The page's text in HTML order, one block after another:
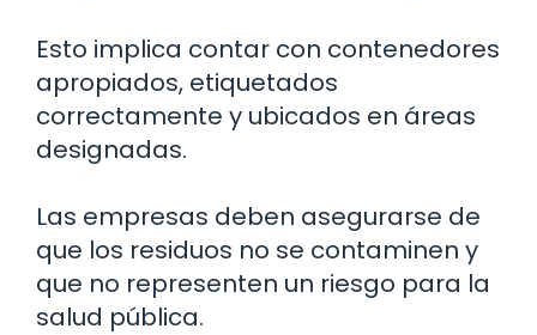
Esto implica contar con contenedores
apropiados, etiquetados
correctamente y ubicados en áreas
designadas.
Las empresas deben asegurarse de
que los residuos no se contaminen y
que no representen un riesgo para la
salud pública.